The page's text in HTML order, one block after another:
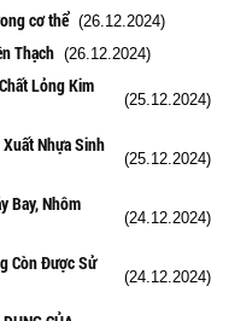
cơ thể (26.12.2024)
Thạch (26.12.2024)
Lỏng Kim
(25.12.2024)
Nhựa Sinh
(25.12.2024)
Bay, Nhôm
(24.12.2024)
Còn Được Sử
(24.12.2024)